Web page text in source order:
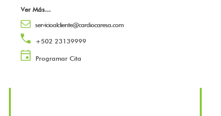
Ver Más...
servicioalcliente@cardiocaresa.com
+502 23139999
Programar Cita